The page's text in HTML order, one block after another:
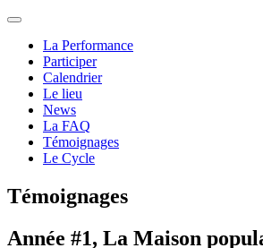
La Performance
Participer
Calendrier
Le lieu
News
La FAQ
Témoignages
Le Cycle
Témoignages
Année #1, La Maison